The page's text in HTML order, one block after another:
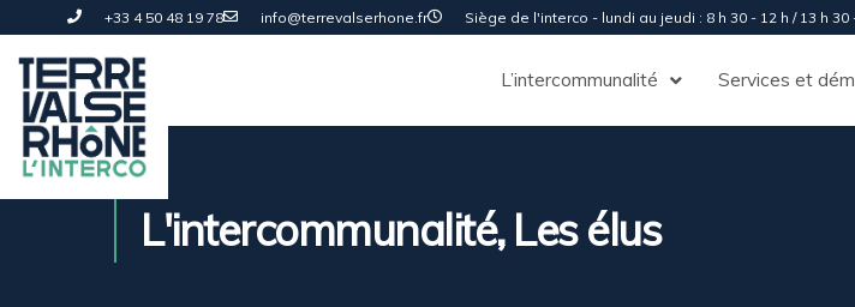
+33 4 50 48 19 78 info@terrevalserhone.fr Siège de l'interco - lundi au jeudi : 8 h 30 - 12 h / 13 h 30
L’intercommunalité Services et
L'intercommunalité, Les élus